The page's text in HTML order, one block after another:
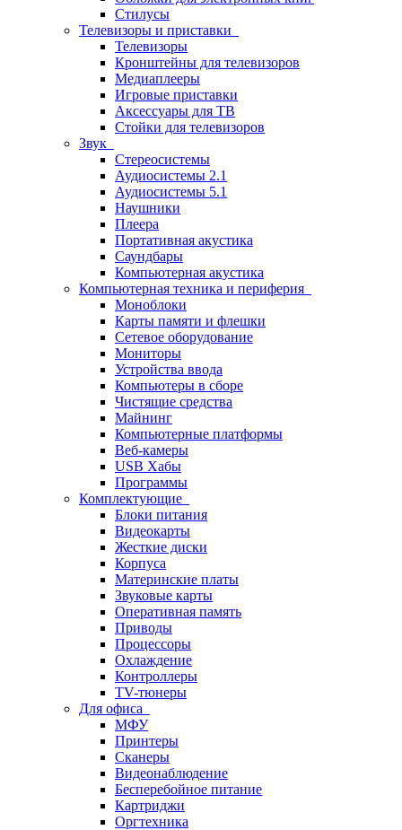
Стилусы
Телевизоры и приставки
Телевизоры
Кронштейны для телевизоров
Медиаплееры
Игровые приставки
Аксессуары для ТВ
Стойки для телевизоров
Звук
Стереосистемы
Аудиосистемы 2.1
Аудиосистемы 5.1
Наушники
Плеера
Портативная акустика
Саундбары
Компьютерная акустика
Компьютерная техника и периферия
Моноблоки
Карты памяти и флешки
Сетевое оборудование
Мониторы
Устройства ввода
Компьютеры в сборе
Чистящие средства
Майнинг
Компьютерные платформы
Веб-камеры
USB Хабы
Программы
Комплектующие
Блоки питания
Видеокарты
Жесткие диски
Корпуса
Материнские платы
Звуковые карты
Оперативная память
Приводы
Процессоры
Охлаждение
Контроллеры
TV-тюнеры
Для офиса
МФУ
Принтеры
Сканеры
Видеонаблюдение
Бесперебойное питание
Картриджи
Оргтехника